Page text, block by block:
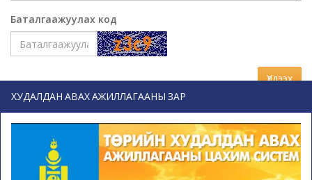
Баталгаажуулах код
Үлдээх
ХУДАЛДАН АВАХ АЖИЛЛАГААНЫ ЗАР